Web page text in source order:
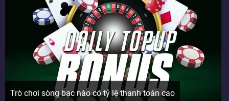
Trò chơi sòng bạc nào có tỷ lệ thanh toán cao